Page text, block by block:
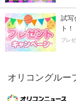
試写
ト！
プレ
オリコングルー